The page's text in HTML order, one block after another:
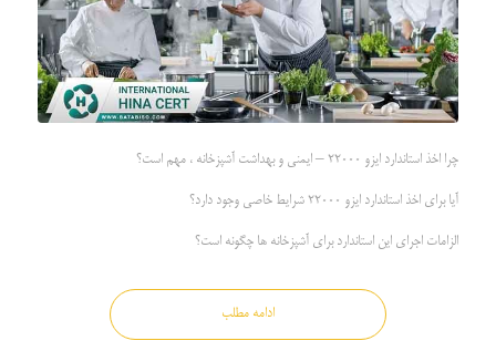
چرا اخذ استاندارد ایزو 22000 – ایمنی و بهداشت آشپزخانه ، مهم است؟
آیا برای اخذ استاندارد ایزو 22000 شرایط خاصی وجود دارد؟
الزامات اجرای این استاندارد برای آشپزخانه ها چگونه است؟
ادامه مطلب